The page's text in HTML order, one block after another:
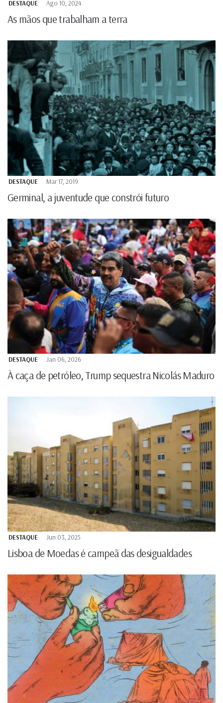
DESTAQUE Ago 10, 2024
As mãos que trabalham a terra
DESTAQUE Mar 17, 2019
Germinal, a juventude que constrói futuro
DESTAQUE Jan 06, 2026
À caça de petróleo, Trump sequestra Nicolás Maduro
DESTAQUE Jun 03, 2025
Lisboa de Moedas é campeã das desigualdades